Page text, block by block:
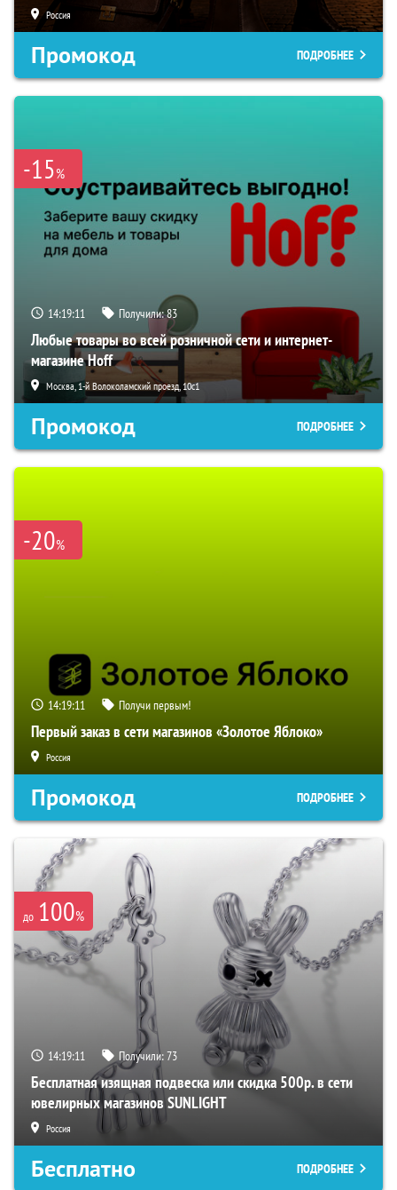
Россия
Промокод ПОДРОБНЕЕ
-15%
14:19:10 Получили:83
Любые товары во всей розничной сети и интернет-
магазине Hoff
Москва, 1-й Волоколамский проезд, 10с1
Промокод ПОДРОБНЕЕ
-20%
14:19:10 Получи первым!
Первый заказ в сети магазинов «Золотое Яблоко»
Россия
Промокод ПОДРОБНЕЕ
до 100%
14:19:10 Получили:73
Бесплатная изящная подвеска или скидка 500р. в сети
ювелирных магазинов SUNLIGHT
Россия
Бесплатно ПОДРОБНЕЕ